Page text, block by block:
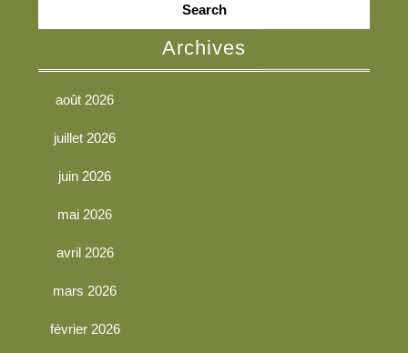
Archives
août 2026
juillet 2026
juin 2026
mai 2026
avril 2026
mars 2026
février 2026